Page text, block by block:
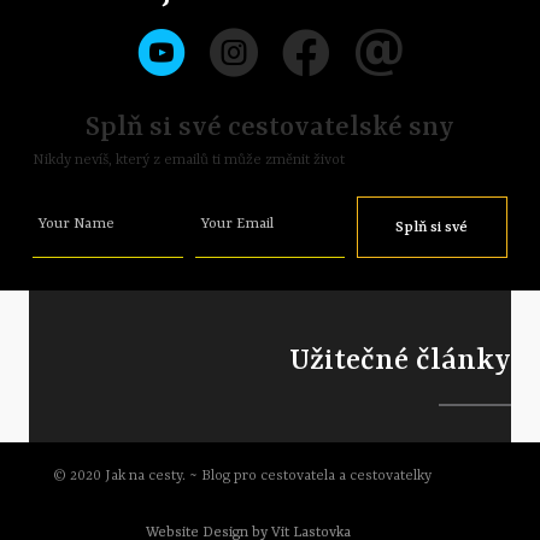
Splň si své cestovatelské sny
Nikdy nevíš, který z emailů ti může změnit život
Your Name Your Email
Splň si své
sny
Užitečné články
© 2020 Jak na cesty. ~ Blog pro cestovatela a cestovatelky
Website Design by Vit Lastovka